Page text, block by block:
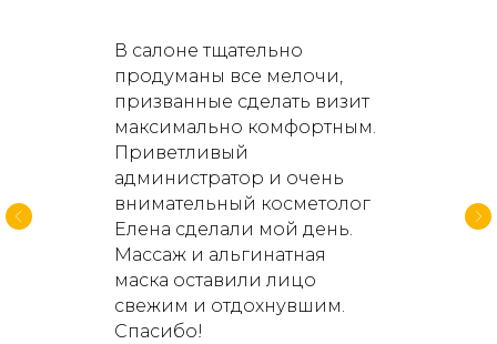
В салоне тщательно
продуманы все мелочи,
призванные сделать визит
максимально комфортным.
Приветливый
администратор и очень
внимательный косметолог
Елена сделали мой день.
Массаж и альгинатная
маска оставили лицо
свежим и отдохнувшим.
Спасибо!